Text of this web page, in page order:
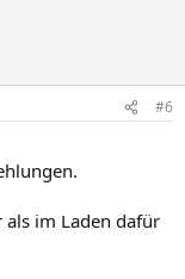
#6
als im Laden dafür